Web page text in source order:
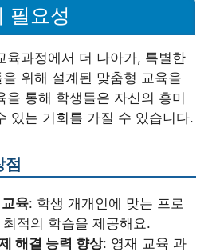
필요성
육과정에서 더 나아가, 특별한
위해 설계된 맞춤형 교육을
을 통해 학생들은 자신의 흥미
있는 기회를 가질 수 있습니다.
점
육: 학생 개개인에 맞는 프로
적의 학습을 제공해요.
해결 능력 향상: 영재 교육 과